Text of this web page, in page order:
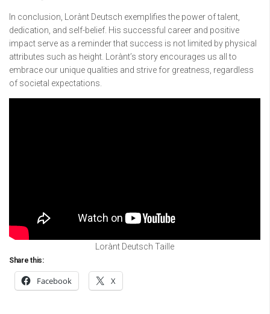
In conclusion, Lorànt Deutsch exemplifies the power of talent,
dedication, and self-belief. His successful career and positive
impact serve as a reminder that success is not limited by physical
attributes such as height. Lorànt’s story encourages us all to
embrace our unique qualities and strive for greatness, regardless
of societal expectations.
Lorànt Deutsch Taille
Share this:
Facebook X